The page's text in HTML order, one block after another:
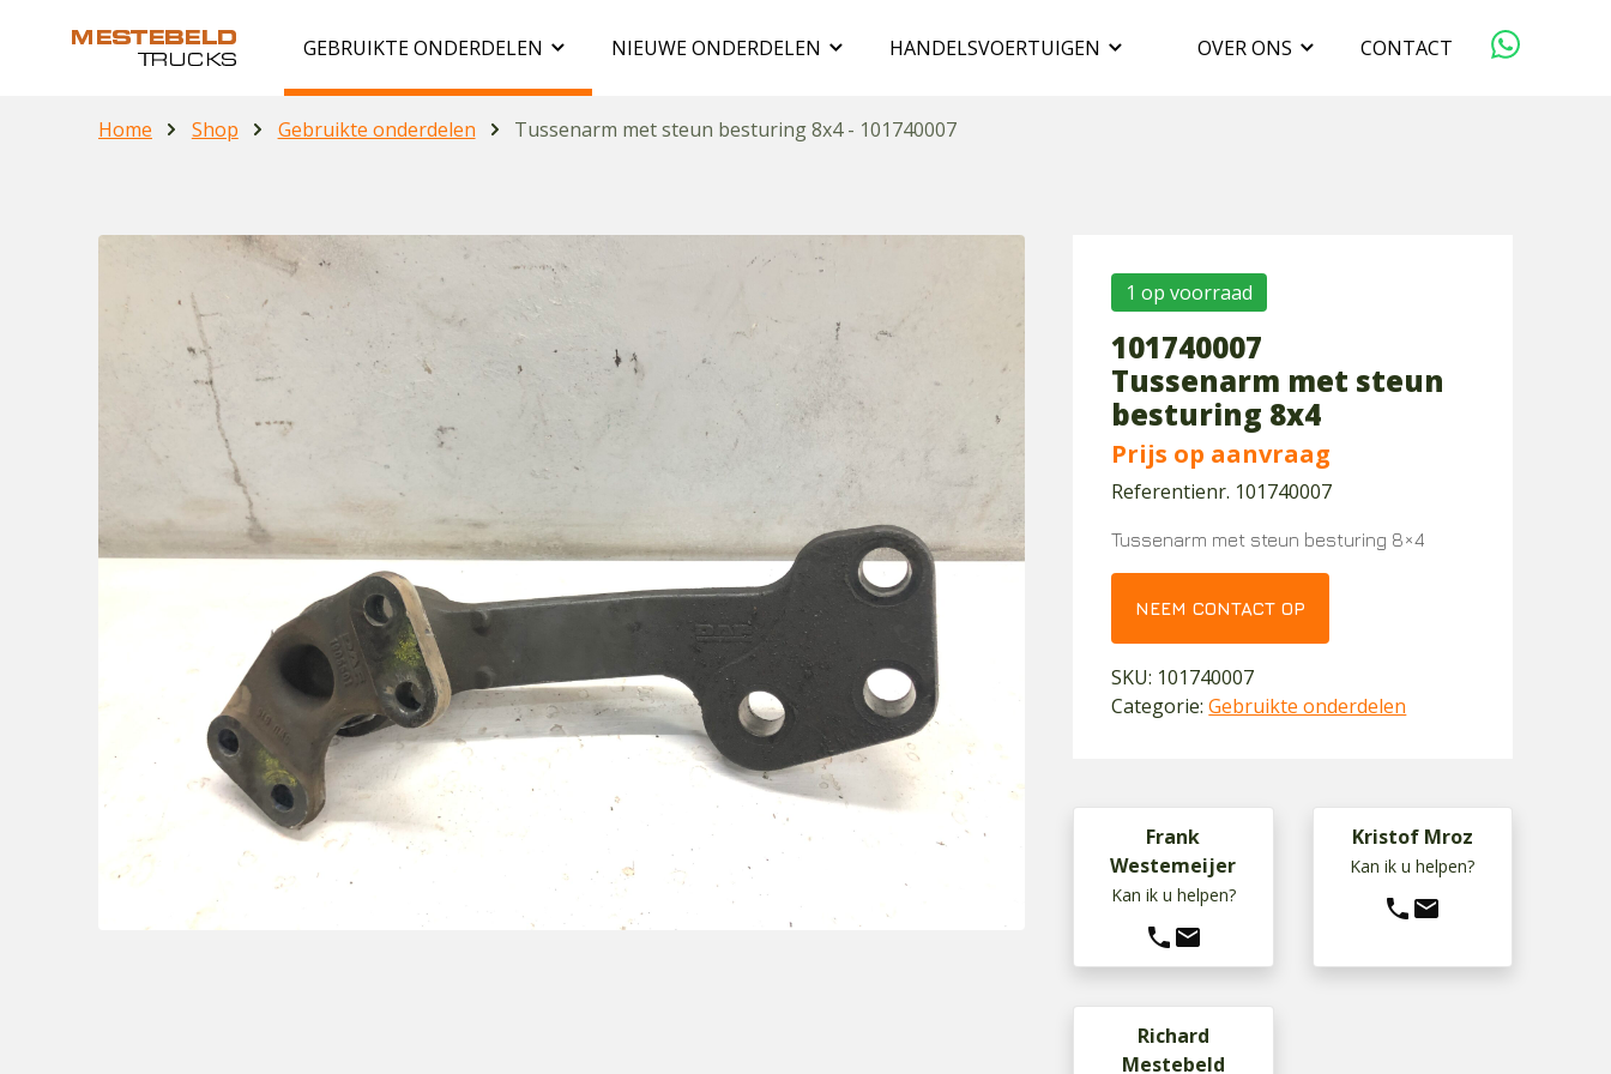
GEBRUIKTE ONDERDELEN NIEUWE ONDERDELEN HANDELSVOERTUIGEN OVER ONS
DUURZAAMHEID
WERKEN BIJ
CONTACT
Home Shop Gebruikte onderdelen Tussenarm met steun besturing 8x4 - 101740007
1 op voorraad
101740007
Tussenarm met steun
besturing 8x4
Prijs op aanvraag
Referentienr. 101740007
Tussenarm met steun besturing 8×4
NEEM CONTACT OP
SKU: 101740007
Categorie:Gebruikte onderdelen
Frank
Westemeijer
Kan ik u helpen?
phone mail
Kristof Mroz
Kan ik u helpen?
phone mail
Richard
Mestebeld